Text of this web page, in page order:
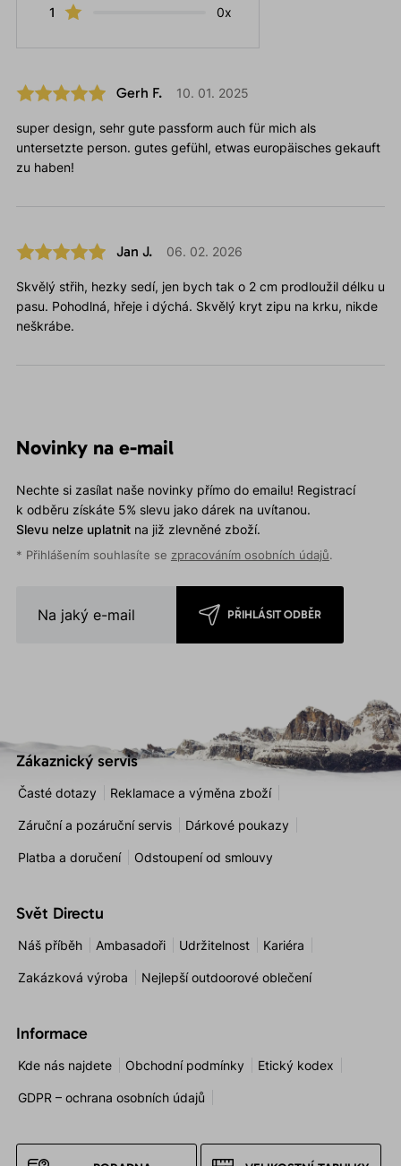
1
0x
Gerh F. 10. 01. 2025
super design, sehr gute passform auch für mich als
untersetzte person. gutes gefühl, etwas europäisches gekauft
zu haben!
Jan J. 06. 02. 2026
Skvělý střih, hezky sedí, jen bych tak o 2 cm prodloužil délku u
pasu. Pohodlná, hřeje i dýchá. Skvělý kryt zipu na krku, nikde
neškrábe.
Novinky na e-mail
Nechte si zasílat naše novinky přímo do emailu! Registrací
k odběru získáte 5% slevu jako dárek na uvítanou.
Slevu nelze uplatnitna již zlevněné zboží.
* Přihlášením souhlasíte se zpracováním osobních údajů.
PŘIHLÁSIT ODBĚR
Zákaznický servis
Časté dotazy Reklamace a výměna zboží
Záruční a pozáruční servis Dárkové poukazy
Platba a doručení Odstoupení od smlouvy
Svět Directu
Náš příběh Ambasadoři Udržitelnost Kariéra
Zakázková výroba Nejlepší outdoorové oblečení
Informace
Kde nás najdete Obchodní podmínky Etický kodex
GDPR – ochrana osobních údajů